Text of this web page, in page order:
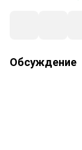
Обсуждение